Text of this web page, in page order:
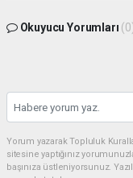
Okuyucu Yorumları
Yorum yazarak Topluluk
sitesine yaptığınız
başınıza üstleniyorsunuz.